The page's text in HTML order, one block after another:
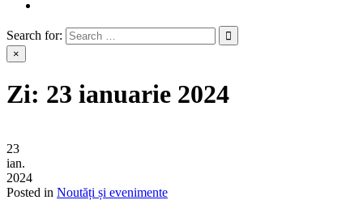
Search for:
×
Zi: 23 ianuarie 2024
23
ian.
2024
Posted in Noutăți și evenimente